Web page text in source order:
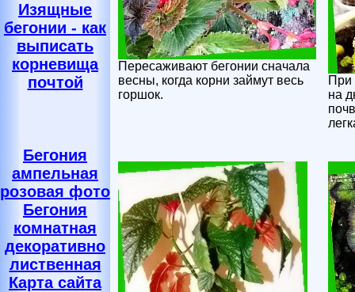
Изящные
бегонии - как
выписать
корневища
почтой
Бегония
ампельная
розовая фото
Бегония
комнатная
декоративно
лиственная
Карта сайта
Пересаживают бегонии сначала
весны, когда корни займут весь
горшок.
При
на